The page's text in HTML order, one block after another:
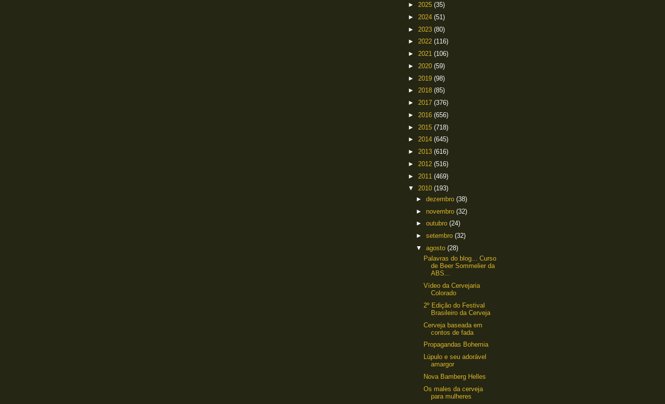
► 2025 (35)
► 2024 (51)
► 2023 (80)
► 2022 (116)
► 2021 (106)
► 2020 (59)
► 2019 (98)
► 2018 (85)
► 2017 (376)
► 2016 (656)
► 2015 (718)
► 2014 (645)
► 2013 (616)
► 2012 (516)
► 2011 (469)
▼ 2010 (193)
► dezembro (38)
► novembro (32)
► outubro (24)
► setembro (32)
▼ agosto (28)
Palavras do blog... Curso
de Beer Sommelier da
ABS...
Vídeo da Cervejaria
Colorado
2º Edição do Festival
Brasileiro da Cerveja
Cerveja baseada em
contos de fada
Propagandas Bohemia
Lúpulo e seu adorável
amargor
Nova Bamberg Helles
Os males da cerveja
para mulheres